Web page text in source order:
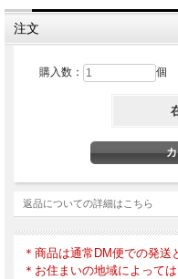
注文
購入数： 個
返品についての詳細はこちら
＊商品は通常DM便での発送
＊お住まいの地域によって